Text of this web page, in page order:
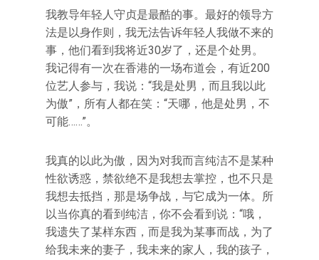
我教导年轻人守贞是最酷的事。最好的领导方
法是以身作则，我无法告诉年轻人我做不来的
事，他们看到我将近30岁了，还是个处男。
我记得有一次在香港的一场布道会，有近200
位艺人参与，我说：“我是处男，而且我以此
为傲”，所有人都在笑：“天哪，他是处男，不
可能……”。
我真的以此为傲，因为对我而言纯洁不是某种
性欲诱惑，禁欲绝不是我想去掌控，也不只是
我想去抵挡，那是场争战，与它成为一体。所
以当你真的看到纯洁，你不会看到说：“哦，
我遗失了某样东西，而是我为某事而战，为了
给我未来的妻子，我未来的家人，我的孩子，